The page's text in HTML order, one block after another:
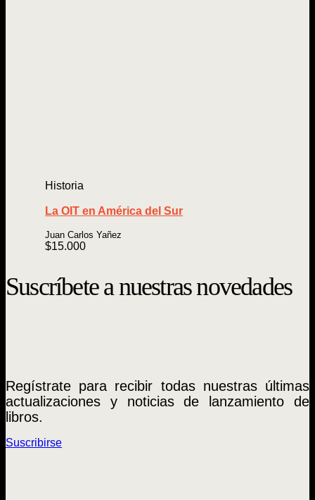
Historia
La OIT en América del Sur
Juan Carlos Yañez
$15.000
Suscríbete a nuestras novedades
Regístrate para recibir todas nuestras últimas
actualizaciones y noticias de lanzamiento de
libros.
Suscribirse